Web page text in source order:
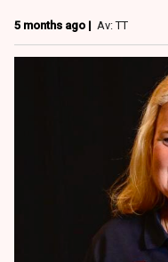
5 months ago | Av: TT